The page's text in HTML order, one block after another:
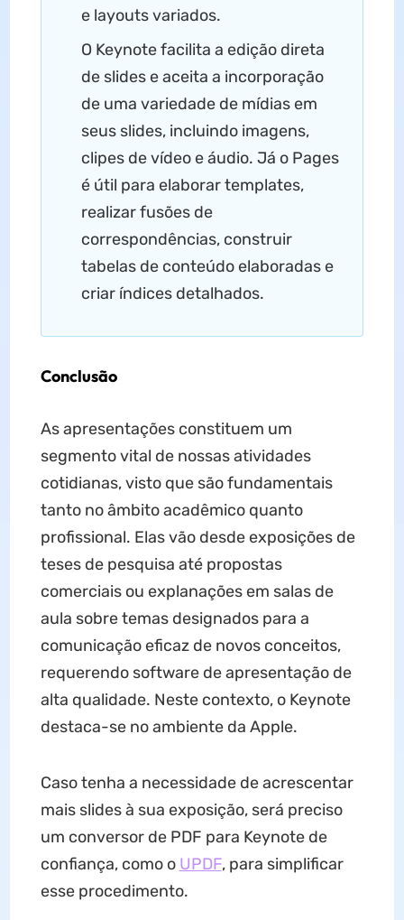
e layouts variados.
O Keynote facilita a edição direta
de slides e aceita a incorporação
de uma variedade de mídias em
seus slides, incluindo imagens,
clipes de vídeo e áudio. Já o Pages
é útil para elaborar templates,
realizar fusões de
correspondências, construir
tabelas de conteúdo elaboradas e
criar índices detalhados.
Conclusão
As apresentações constituem um
segmento vital de nossas atividades
cotidianas, visto que são fundamentais
tanto no âmbito acadêmico quanto
profissional. Elas vão desde exposições de
teses de pesquisa até propostas
comerciais ou explanações em salas de
aula sobre temas designados para a
comunicação eficaz de novos conceitos,
requerendo software de apresentação de
alta qualidade. Neste contexto, o Keynote
destaca-se no ambiente da Apple.
Caso tenha a necessidade de acrescentar
mais slides à sua exposição, será preciso
um conversor de PDF para Keynote de
confiança, como o UPDF, para simplificar
esse procedimento.